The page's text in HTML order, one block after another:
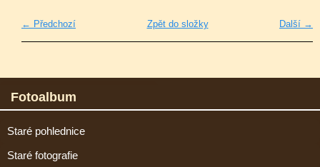
← Předchozí Další →
Zpět do složky
Fotoalbum
Staré pohlednice
Staré fotografie